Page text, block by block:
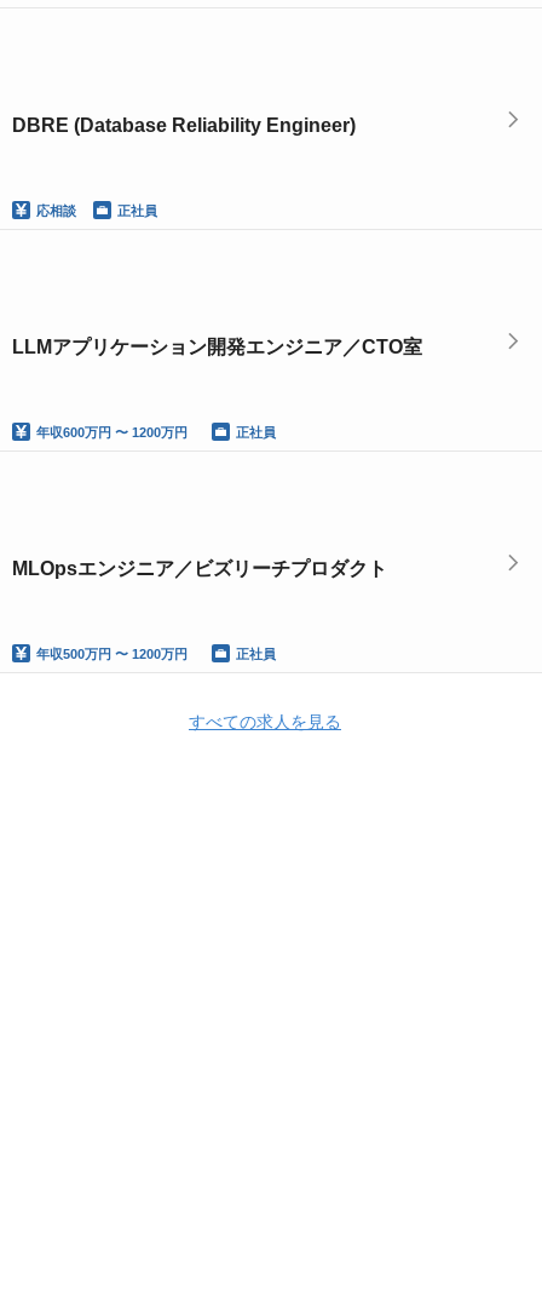
DBRE (Database Reliability Engineer)
応相談 正社員
LLMアプリケーション開発エンジニア／CTO室
年収600万円 〜 1200万円 正社員
MLOpsエンジニア／ビズリーチプロダクト
年収500万円 〜 1200万円 正社員
すべての求人を見る